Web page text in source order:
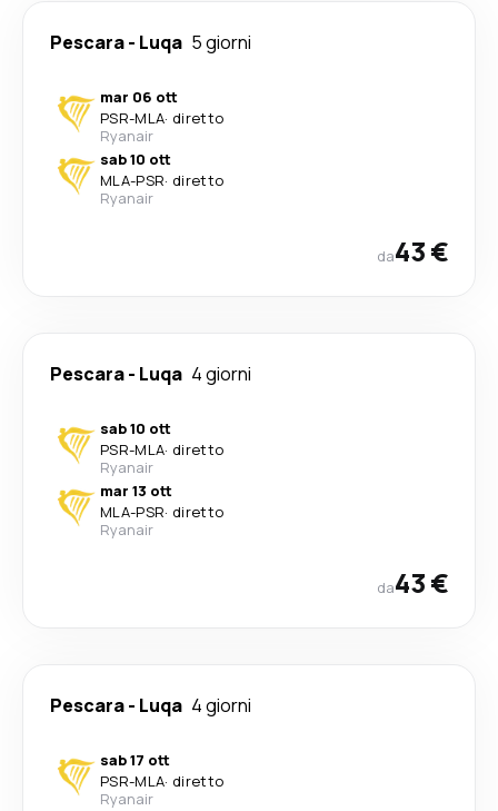
Pescara- Luqa 5 giorni
mar 06 ott
PSR-MLA· diretto
Ryanair
sab 10 ott
MLA-PSR· diretto
Ryanair
da43 €
Pescara- Luqa 4 giorni
sab 10 ott
PSR-MLA· diretto
Ryanair
mar 13 ott
MLA-PSR· diretto
Ryanair
da43 €
Pescara- Luqa 4 giorni
sab 17 ott
PSR-MLA· diretto
Ryanair